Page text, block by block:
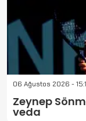
06 Ağustos 2026 -
Zeynep
veda